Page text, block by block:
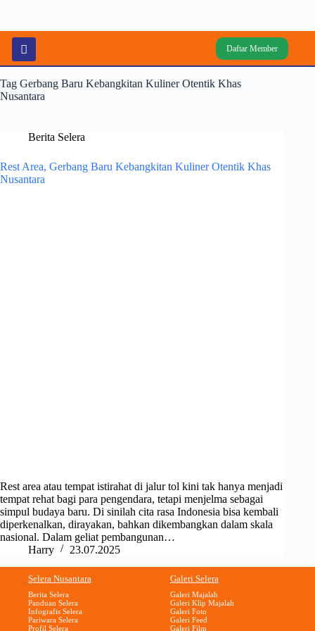
Daftar Member
Tag Gerbang Baru Kebangkitan Kuliner Otentik Khas
Nusantara
Berita Selera
Rest Area, Gerbang Baru Kebangkitan Kuliner Otentik Khas
Nusantara
Rest area atau tempat istirahat di jalur tol kini tak hanya menjadi
tempat rehat bagi para pengendara, tetapi menjelma sebagai
simpul budaya baru. Di sinilah cita rasa Indonesia bisa kembali
diperkenalkan, dirayakan, bahkan dikembangkan dalam skala
nasional. Dalam geliat pembangunan…
Harry
23.07.2025
Selera Nusantara
Berita Selera
Panduan Selera
Infografis Selera
Pariwara Selera
Profil Selera
Galeri Selera
Galeri Majalah
Galeri Klip Majalah
Galeri Foto
Galeri Feed
Galeri Film